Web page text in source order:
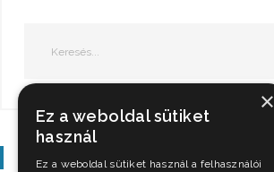
Szavazás
×
Ez a weboldal sütiket
használ
Ez a weboldal sütiket használ a felhasználói